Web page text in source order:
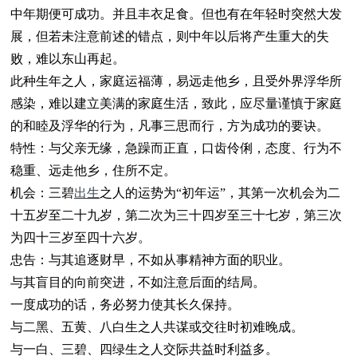
中年期便可成功。并且丰衣足食。但也有在年轻时突然大发
展，但若未注意前述的错点，则中年以后将产生重大的失
败，难以东山再起。
此种生年之人，家庭运福薄，易远走他乡，且受外界浮华所
感染，难以建立美满的家庭生活，致此，应尽量谨慎于家庭
的和睦及浮华的行为，凡事三思而行，方为成功的要诀。
特性：与父亲无缘，急躁而正直，口齿伶俐，态度、行为不
稳重、远走他乡，住所不定。
机会：三碧出生之人的运势为“初年运”，其第一次机会为二
十五岁至二十九岁，第二次为三十四岁至三十七岁，第三次
为四十三岁至四十六岁。
忠告：与其追逐财早，不如从事精神方面的职业。
与其盲目的向前突进，不如注意后面的结局。
一度成功的话，务必努力使其长久保持。
与二黑、五黄、八白生之人共谋或交往时初难晚成。
与一白、三碧、四绿生之人交际共益时利益多。